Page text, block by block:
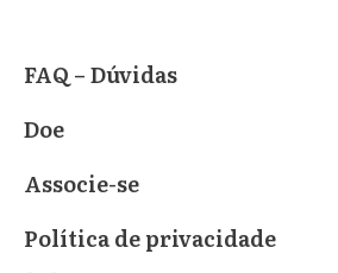
FAQ – Dúvidas
Doe
Associe-se
Política de privacidade